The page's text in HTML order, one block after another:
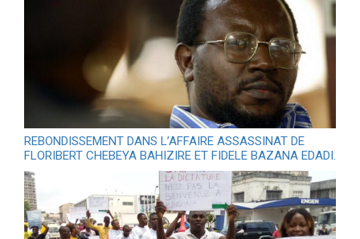
REBONDISSEMENT DANS L’AFFAIRE ASSASSINAT DE
FLORIBERT CHEBEYA BAHIZIRE ET FIDELE BAZANA EDADI.